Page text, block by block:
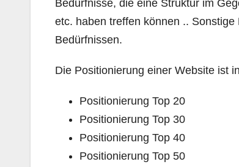
Bedürfnisse, die eine Struktur im
etc. haben treffen können ..
Bedürfnissen.
Die Positionierung einer Website ist
Positionierung Top 20
Positionierung Top 30
Positionierung Top 40
Positionierung Top 50